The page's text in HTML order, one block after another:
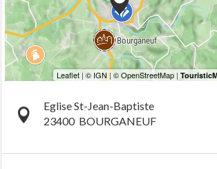
Eglise St-Jean-Baptiste
23400 BOURGANEUF